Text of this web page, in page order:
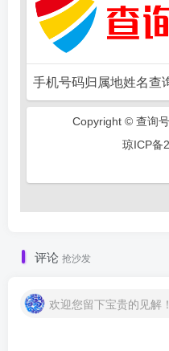
评论 抢沙发
欢迎您留下宝贵的见解！